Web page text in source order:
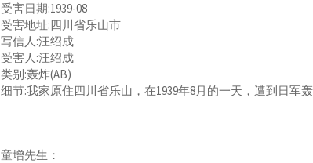
受害日期:1939-08
受害地址:四川省乐山市
写信人:汪绍成
受害人:汪绍成
类别:轰炸(AB)
细节:我家原住四川省乐山，在1939年8月的一天，遭到日军
童增先生：